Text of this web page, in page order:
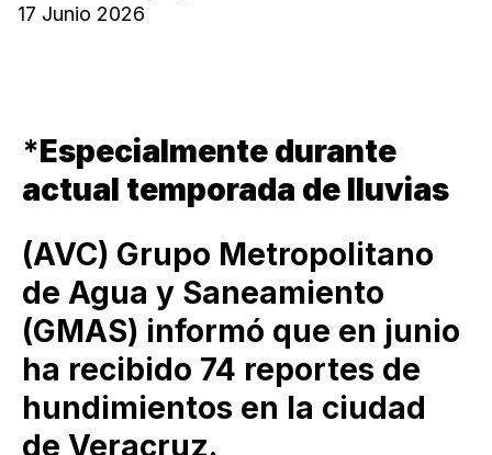
17 Junio 2026
*Especialmente durante
actual temporada de lluvias
(AVC) Grupo Metropolitano
de Agua y Saneamiento
(GMAS) informó que en junio
ha recibido 74 reportes de
hundimientos en la ciudad
de Veracruz.